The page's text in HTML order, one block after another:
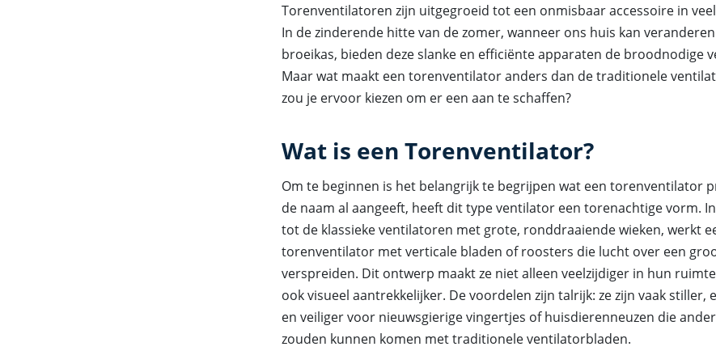
Torenventilatoren zijn uitgegroeid tot een onmisbaar accessoire in
In de zinderende hitte van de zomer, wanneer ons huis kan
broeikas, bieden deze slanke en efficiënte apparaten de broodnodige
Maar wat maakt een torenventilator anders dan de traditionele
zou je ervoor kiezen om er een aan te schaffen?
Wat is een Torenventilator?
Om te beginnen is het belangrijk te begrijpen wat een torenventilator
de naam al aangeeft, heeft dit type ventilator een torenachtige vorm.
tot de klassieke ventilatoren met grote, ronddraaiende wieken, werkt
torenventilator met verticale bladen of roosters die lucht over een
verspreiden. Dit ontwerp maakt ze niet alleen veelzijdiger in hun
ook visueel aantrekkelijker. De voordelen zijn talrijk: ze zijn vaak stiller,
en veiliger voor nieuwsgierige vingertjes of huisdierenneuzen die
zouden kunnen komen met traditionele ventilatorbladen.